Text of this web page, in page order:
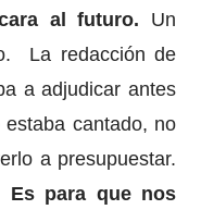
al futuro. Un
La redacción de
a adjudicar antes
cantado, no
a presupuestar.
Es para que nos